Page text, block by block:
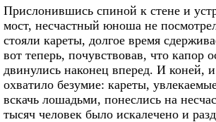
Прислонившись спиной к стене и
мост, несчастный юноша не
стояли кареты, долгое время
вот теперь, почувствовав, что капор
двинулись наконец вперед. И коней,
охватило безумие: кареты,
вскачь лошадьми, понеслись на
тысяч человек было искалечено и